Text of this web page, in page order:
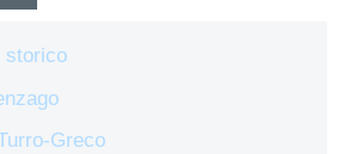
storico
Greco